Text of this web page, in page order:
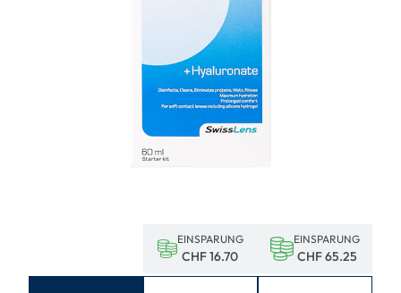
EINSPARUNG
CHF 16.70
EINSPARUNG
CHF 65.25